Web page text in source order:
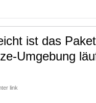
ist das
Umgebung
link